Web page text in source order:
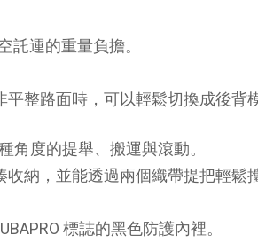
運的重量負擔。
整路面時，可以輕鬆切換成後背
度的提舉、搬運與滾動。
納，並能透過兩個織帶提把輕鬆攜
標誌的黑色防護內裡。